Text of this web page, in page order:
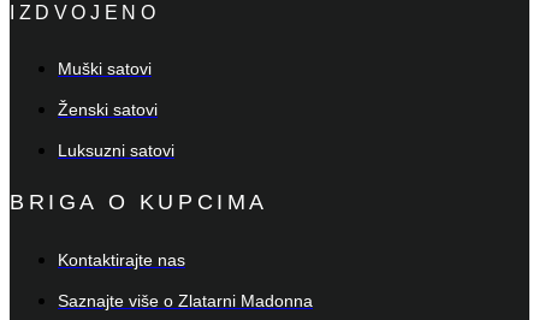
IZDVOJENO
Muški satovi
Ženski satovi
Luksuzni satovi
BRIGA O KUPCIMA
Kontaktirajte nas
Saznajte više o Zlatarni Madonna